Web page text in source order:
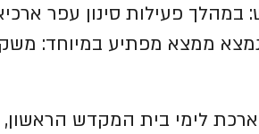
פעילות סינון עפר
ממצא מפתיע במיוחד:
לימי בית המקדש הראשון,